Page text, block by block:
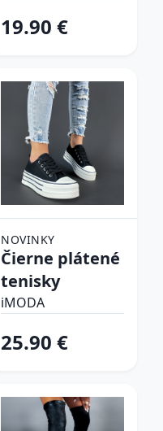
19.90 €
NOVINKY
Čierne plátené
tenisky
iMODA
25.90 €